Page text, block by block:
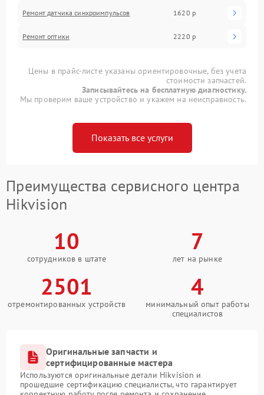
Ремонт датчика синхроимпульсов 1620 р
Ремонт оптики 2220 р
Цены в прайс-листе указаны ориентировочные, без учета
стоимости запчастей.
Записывайтесь на бесплатную диагностику.
Мы проверим ваше устройство и укажем на неисправность.
Показать все услуги
Преимущества сервисного центра
Hikvision
10
сотрудников в штате
7
лет на рынке
2501
отремонтированных устройств
4
минимальный опыт работы
специалистов
Оригинальные запчасти и
сертифицированные мастера
Используются оригинальные детали Hikvision и
прошедшие сертификацию специалисты, что гарантирует